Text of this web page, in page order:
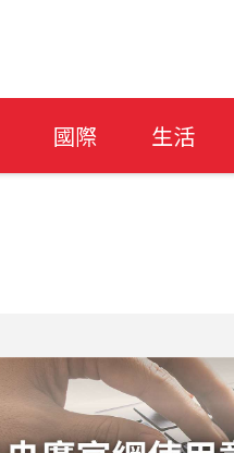
國際 生活